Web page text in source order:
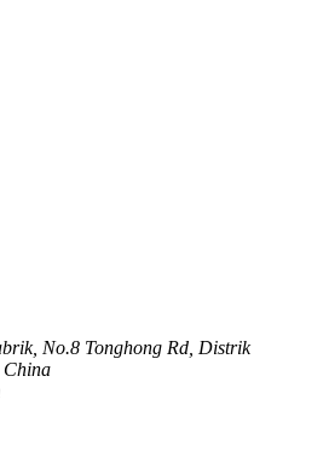
No.8 Tonghong Rd, Distrik
China